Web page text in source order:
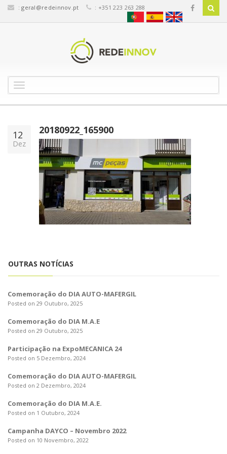
:geral@redeinnov.pt : +351 223 263 288
o
g
l
e
a
v
i
g
a
t
12
Dez
20180922_165900
OUTRAS NOTÍCIAS
Comemoração do DIA AUTO-MAFERGIL
Posted on 29 Outubro, 2025
Comemoração do DIA M.A.E
Posted on 29 Outubro, 2025
Participação na ExpoMECÂNICA 24
Posted on 5 Dezembro, 2024
Comemoração do DIA AUTO-MAFERGIL
Posted on 2 Dezembro, 2024
Comemoração do DIA M.A.E.
Posted on 1 Outubro, 2024
Campanha DAYCO – Novembro 2022
Posted on 10 Novembro, 2022